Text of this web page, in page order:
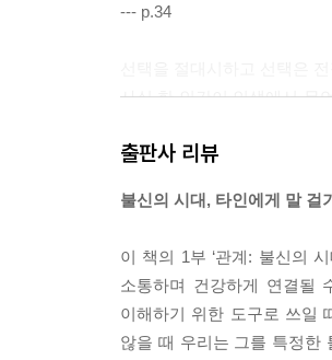
--- p.34
사실 한 인간이 인생에서 무
이다.
시즘적으로 계속 자기 이해,
기할 때 거의 거론되지 않지
--- pp.54~55
출판사 리뷰
불신의 시대, 타인에게 말 걸기
이 책의 1부 ‘관계: 불신의
소통하며 건강하게 연결될
이해하기 위한 도구로 쓰일
않을 때 우리는 그를 특정한